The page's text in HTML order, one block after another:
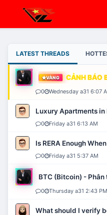
LATEST THREADS
VÀNG CẢNH BÁO
0 Wednesday a31 6:07
Luxury Apartments
0 Friday a31 6:13 AM
Is RERA Enough
0 Friday a31 5:37 AM
BTC (Bitcoin) -
0 Thursday a31 2:43 PM
What should I verify